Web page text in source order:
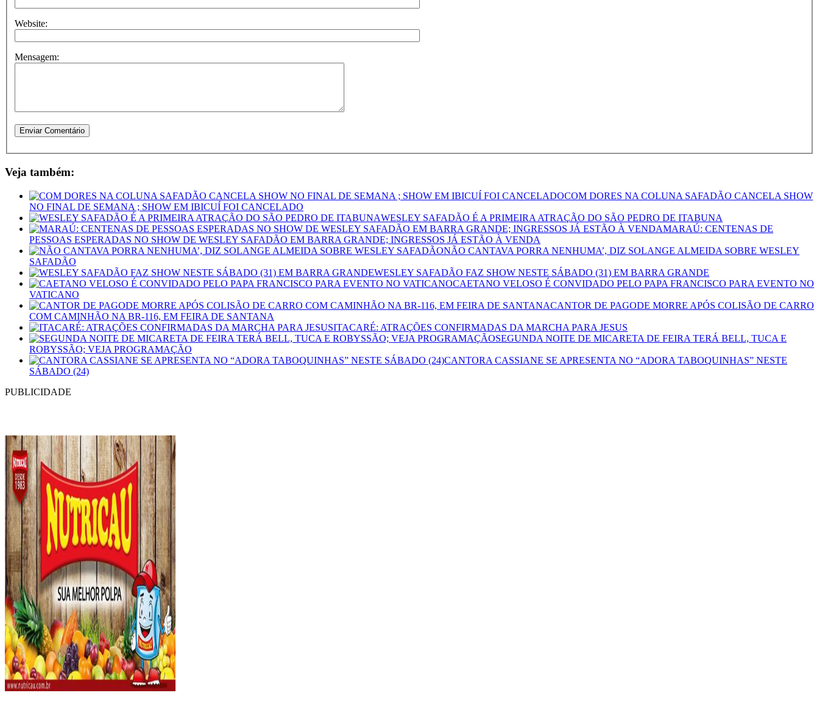
Website:
Mensagem:
Veja também:
COM DORES NA COLUNA SAFADÃO CANCELA SHOW
NO FINAL DE SEMANA ; SHOW EM IBICUÍ FOI CANCELADO
WESLEY SAFADÃO É A PRIMEIRA ATRAÇÃO DO SÃO PEDRO DE ITABUNA
MARAÚ: CENTENAS DE
PESSOAS ESPERADAS NO SHOW DE WESLEY SAFADÃO EM BARRA GRANDE; INGRESSOS JÁ ESTÃO À VENDA
NÃO CANTAVA PORRA NENHUMA’, DIZ SOLANGE ALMEIDA SOBRE WESLEY
SAFADÃO
WESLEY SAFADÃO FAZ SHOW NESTE SÁBADO (31) EM BARRA GRANDE
CAETANO VELOSO É CONVIDADO PELO PAPA FRANCISCO PARA EVENTO NO
VATICANO
CANTOR DE PAGODE MORRE APÓS COLISÃO DE CARRO
COM CAMINHÃO NA BR-116, EM FEIRA DE SANTANA
ITACARÉ: ATRAÇÕES CONFIRMADAS DA MARCHA PARA JESUS
SEGUNDA NOITE DE MICARETA DE FEIRA TERÁ BELL, TUCA E
ROBYSSÃO; VEJA PROGRAMAÇÃO
CANTORA CASSIANE SE APRESENTA NO “ADORA TABOQUINHAS” NESTE
SÁBADO (24)
PUBLICIDADE